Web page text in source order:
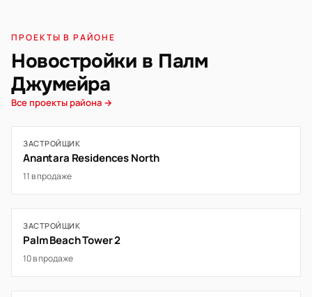
ПРОЕКТЫ В РАЙОНЕ
Новостройки в Палм
Джумейра
Все проекты района →
ЗАСТРОЙЩИК
Anantara Residences North
11 в продаже
ЗАСТРОЙЩИК
Palm Beach Tower 2
10 в продаже